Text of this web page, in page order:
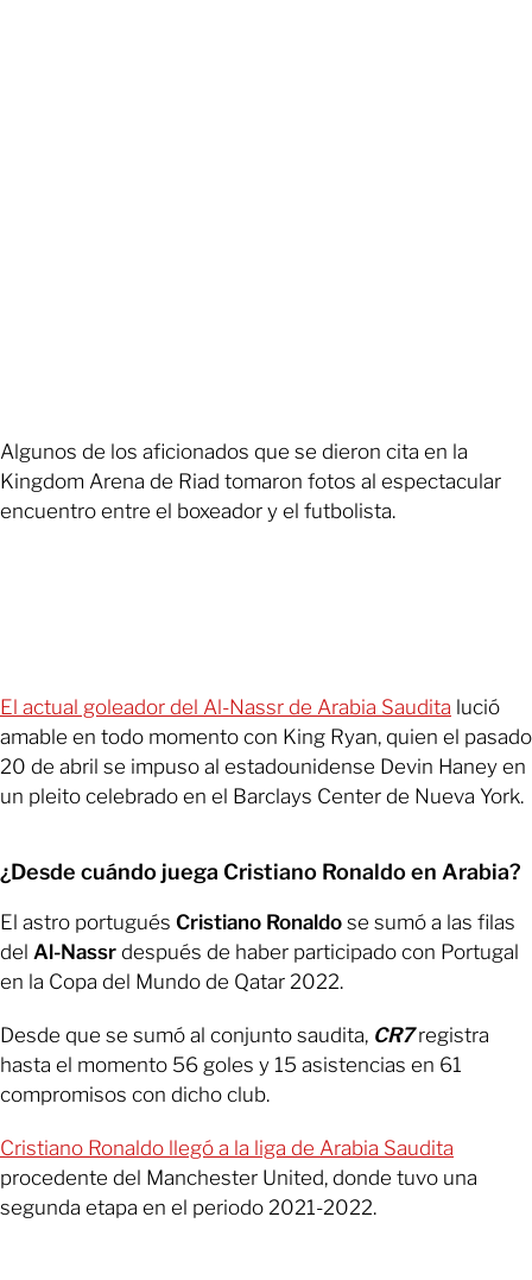
Algunos de los aficionados que se dieron cita en la
Kingdom Arena de Riad tomaron fotos al espectacular
encuentro entre el boxeador y el futbolista.
El actual goleador del Al-Nassr de Arabia Saudita lució
amable en todo momento con King Ryan, quien el pasado
20 de abril se impuso al estadounidense Devin Haney en
un pleito celebrado en el Barclays Center de Nueva York.
¿Desde cuándo juega Cristiano Ronaldo en Arabia?
El astro portugués Cristiano Ronaldo se sumó a las filas
del Al-Nassr después de haber participado con Portugal
en la Copa del Mundo de Qatar 2022.
Desde que se sumó al conjunto saudita, CR7registra
hasta el momento 56 goles y 15 asistencias en 61
compromisos con dicho club.
Cristiano Ronaldo llegó a la liga de Arabia Saudita
procedente del Manchester United, donde tuvo una
segunda etapa en el periodo 2021-2022.